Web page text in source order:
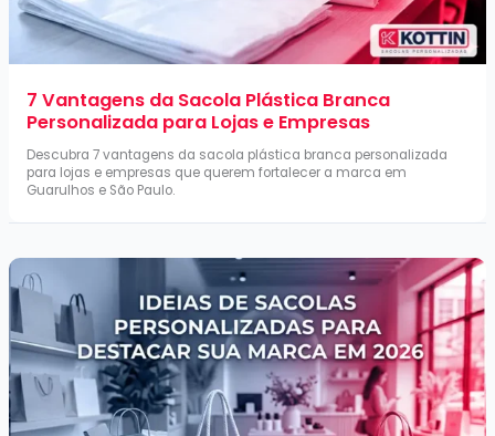
7 Vantagens da Sacola Plástica Branca
Personalizada para Lojas e Empresas
Descubra 7 vantagens da sacola plástica branca personalizada
para lojas e empresas que querem fortalecer a marca em
Guarulhos e São Paulo.